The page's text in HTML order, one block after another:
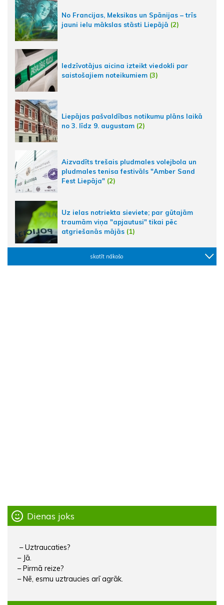
No Francijas, Meksikas un Spānijas – trīs
jauni ielu mākslas stāsti Liepājā (2)
Iedzīvotājus aicina izteikt viedokli par
saistošajiem noteikumiem (3)
Liepājas pašvaldības notikumu plāns laikā
no 3. līdz 9. augustam (2)
Aizvadīts trešais pludmales volejbola un
pludmales tenisa festivāls "Amber Sand
Fest Liepāja" (2)
Uz ielas notriekta sieviete; par gūtajām
traumām viņa "apjautusi" tikai pēc
atgriešanās mājās (1)
skatīt nākošo
Dienas joks
– Uztraucaties?
– Jā.
– Pirmā reize?
– Nē, esmu uztraucies arī agrāk.